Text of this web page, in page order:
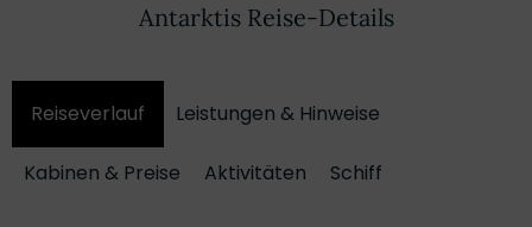
Antarktis Reise-Details
Reiseverlauf Leistungen & Hinweise
Kabinen & Preise Aktivitäten Schiff